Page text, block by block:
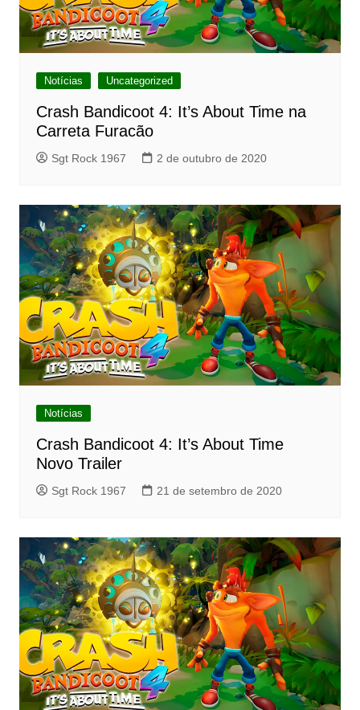
Notícias Uncategorized
Crash Bandicoot 4: It’s About Time na
Carreta Furacão
Sgt Rock 1967 2 de outubro de 2020
Notícias
Crash Bandicoot 4: It’s About Time
Novo Trailer
Sgt Rock 1967 21 de setembro de 2020